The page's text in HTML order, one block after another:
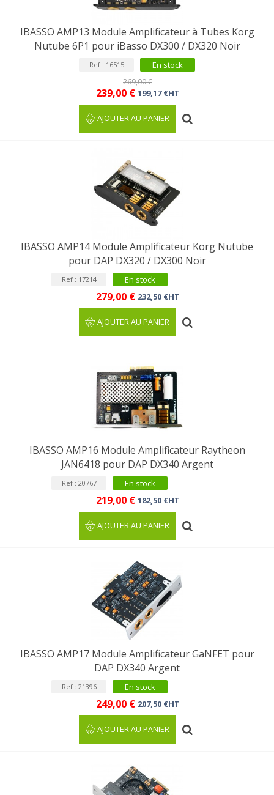
IBASSO AMP13 Module Amplificateur à Tubes Korg
Nutube 6P1 pour iBasso DX300 / DX320 Noir
Ref : 16515 En stock
239,00 € 199,17 €HT
269,00 €
AJOUTER AU PANIER
IBASSO AMP14 Module Amplificateur Korg Nutube
pour DAP DX320 / DX300 Noir
Ref : 17214 En stock
279,00 € 232,50 €HT
AJOUTER AU PANIER
IBASSO AMP16 Module Amplificateur Raytheon
JAN6418 pour DAP DX340 Argent
Ref : 20767 En stock
219,00 € 182,50 €HT
AJOUTER AU PANIER
IBASSO AMP17 Module Amplificateur GaNFET pour
DAP DX340 Argent
Ref : 21396 En stock
249,00 € 207,50 €HT
AJOUTER AU PANIER